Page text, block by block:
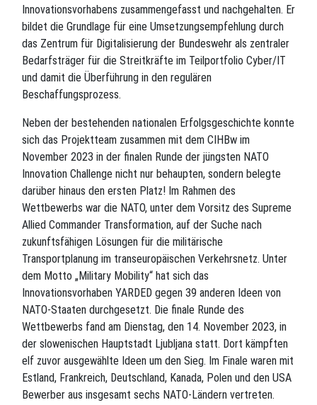
Innovationsvorhabens zusammengefasst und nachgehalten. Er
bildet die Grundlage für eine Umsetzungsempfehlung durch
das Zentrum für Digitalisierung der Bundeswehr als zentraler
Bedarfsträger für die Streitkräfte im Teilportfolio Cyber/IT
und damit die Überführung in den regulären
Beschaffungsprozess.
Neben der bestehenden nationalen Erfolgsgeschichte konnte
sich das Projektteam zusammen mit dem CIHBw im
November 2023 in der finalen Runde der jüngsten NATO
Innovation Challenge nicht nur behaupten, sondern belegte
darüber hinaus den ersten Platz! Im Rahmen des
Wettbewerbs war die NATO, unter dem Vorsitz des Supreme
Allied Commander Transformation, auf der Suche nach
zukunftsfähigen Lösungen für die militärische
Transportplanung im transeuropäischen Verkehrsnetz. Unter
dem Motto „Military Mobility“ hat sich das
Innovationsvorhaben YARDED gegen 39 anderen Ideen von
NATO-Staaten durchgesetzt. Die finale Runde des
Wettbewerbs fand am Dienstag, den 14. November 2023, in
der slowenischen Hauptstadt Ljubljana statt. Dort kämpften
elf zuvor ausgewählte Ideen um den Sieg. Im Finale waren mit
Estland, Frankreich, Deutschland, Kanada, Polen und den USA
Bewerber aus insgesamt sechs NATO-Ländern vertreten.